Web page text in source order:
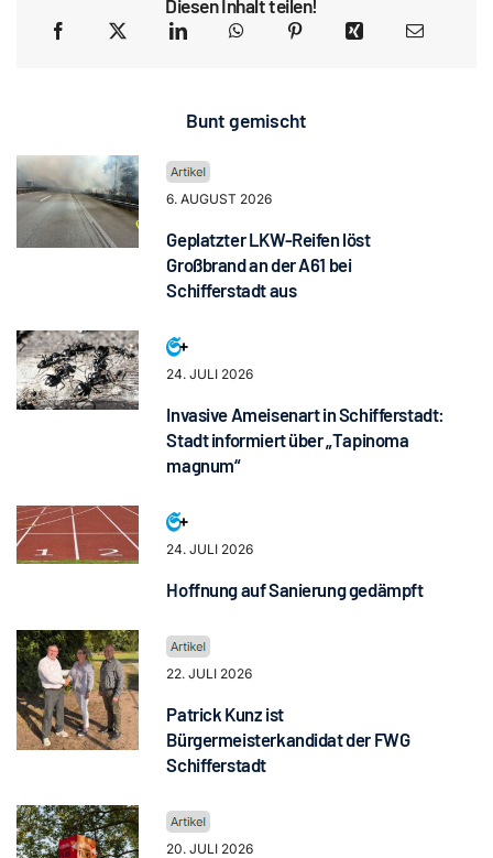
Diesen Inhalt teilen!
Bunt gemischt
6. AUGUST 2026
Geplatzter LKW-Reifen löst
Großbrand an der A61 bei
Schifferstadt aus
24. JULI 2026
Invasive Ameisenart in Schifferstadt:
Stadt informiert über „Tapinoma
magnum“
24. JULI 2026
Hoffnung auf Sanierung gedämpft
22. JULI 2026
Patrick Kunz ist
Bürgermeisterkandidat der FWG
Schifferstadt
20. JULI 2026